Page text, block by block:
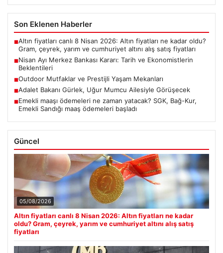
Son Eklenen Haberler
■Altın fiyatları canlı 8 Nisan 2026: Altın fiyatları ne kadar oldu?
Gram, çeyrek, yarım ve cumhuriyet altını alış satış fiyatları
■Nisan Ayı Merkez Bankası Kararı: Tarih ve Ekonomistlerin
Beklentileri
■Outdoor Mutfaklar ve Prestijli Yaşam Mekanları
■Adalet Bakanı Gürlek, Uğur Mumcu Ailesiyle Görüşecek
■Emekli maaşı ödemeleri ne zaman yatacak? SGK, Bağ-Kur,
Emekli Sandığı maaş ödemeleri başladı
Güncel
05/08/2026
Altın fiyatları canlı 8 Nisan 2026: Altın fiyatları ne kadar
oldu? Gram, çeyrek, yarım ve cumhuriyet altını alış satış
fiyatları